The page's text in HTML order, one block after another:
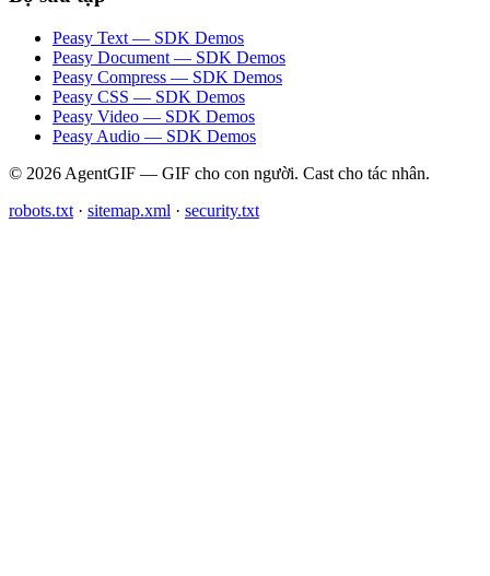
Peasy Text — SDK Demos
Peasy Document — SDK Demos
Peasy Compress — SDK Demos
Peasy CSS — SDK Demos
Peasy Video — SDK Demos
Peasy Audio — SDK Demos
© 2026 AgentGIF — GIF cho con người. Cast cho tác nhân.
robots.txt · sitemap.xml · security.txt